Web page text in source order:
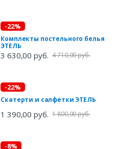
-22%
Комплекты постельного белья
ЭТЕЛЬ
3 630,00 руб. 4 710,00 руб.
-22%
Скатерти и салфетки ЭТЕЛЬ
1 390,00 руб. 1 800,00 руб.
-8%